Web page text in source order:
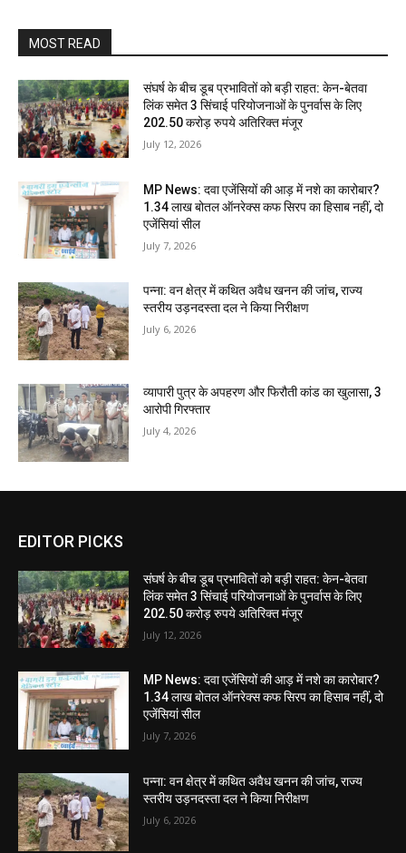
MOST READ
संघर्ष के बीच डूब प्रभावितों को बड़ी राहत: केन-बेतवा
लिंक समेत 3 सिंचाई परियोजनाओं के पुनर्वास के लिए
202.50 करोड़ रुपये अतिरिक्त मंजूर
July 12, 2026
MP News: दवा एजेंसियों की आड़ में नशे का कारोबार?
1.34 लाख बोतल ऑनरेक्स कफ सिरप का हिसाब नहीं, दो
एजेंसियां सील
July 7, 2026
पन्ना: वन क्षेत्र में कथित अवैध खनन की जांच, राज्य
स्तरीय उड़नदस्ता दल ने किया निरीक्षण
July 6, 2026
व्यापारी पुत्र के अपहरण और फिरौती कांड का खुलासा, 3
आरोपी गिरफ्तार
July 4, 2026
EDITOR PICKS
संघर्ष के बीच डूब प्रभावितों को बड़ी राहत: केन-बेतवा
लिंक समेत 3 सिंचाई परियोजनाओं के पुनर्वास के लिए
202.50 करोड़ रुपये अतिरिक्त मंजूर
July 12, 2026
MP News: दवा एजेंसियों की आड़ में नशे का कारोबार?
1.34 लाख बोतल ऑनरेक्स कफ सिरप का हिसाब नहीं, दो
एजेंसियां सील
July 7, 2026
पन्ना: वन क्षेत्र में कथित अवैध खनन की जांच, राज्य
स्तरीय उड़नदस्ता दल ने किया निरीक्षण
July 6, 2026